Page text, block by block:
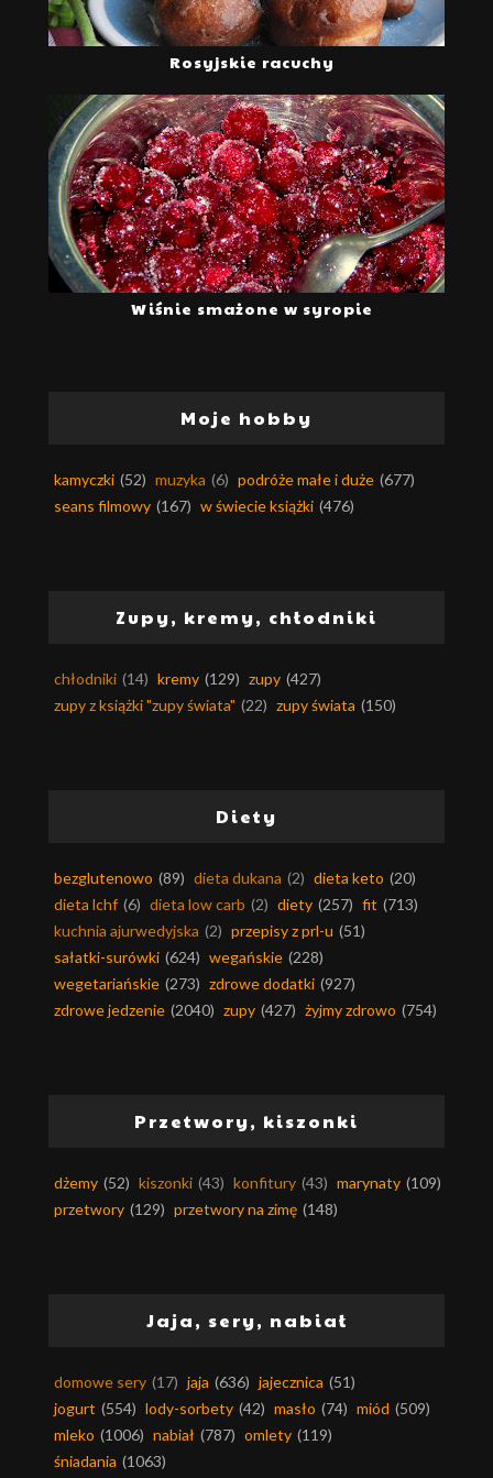
Rosyjskie racuchy
Wiśnie smażone w syropie
Moje hobby
kamyczki (52) muzyka (6) podróże małe i duże (677)
seans filmowy (167) w świecie książki (476)
Zupy, kremy, chłodniki
chłodniki (14) kremy (129) zupy (427)
zupy z książki "zupy świata" (22) zupy świata (150)
Diety
bezglutenowo (89) dieta dukana (2) dieta keto (20)
dieta lchf (6) dieta low carb (2) diety (257) fit (713)
kuchnia ajurwedyjska (2) przepisy z prl-u (51)
sałatki-surówki (624) wegańskie (228)
wegetariańskie (273) zdrowe dodatki (927)
zdrowe jedzenie (2040) zupy (427) żyjmy zdrowo (754)
Przetwory, kiszonki
dżemy (52) kiszonki (43) konfitury (43) marynaty (109)
przetwory (129) przetwory na zimę (148)
Jaja, sery, nabiał
domowe sery (17) jaja (636) jajecznica (51)
jogurt (554) lody-sorbety (42) masło (74) miód (509)
mleko (1006) nabiał (787) omlety (119)
śniadania (1063)